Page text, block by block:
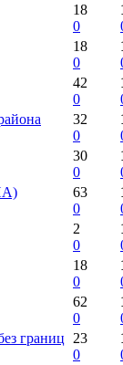
18
0
18
0
42
0
32
0
30
0
63
0
2
0
18
0
62
0
границ
23
0